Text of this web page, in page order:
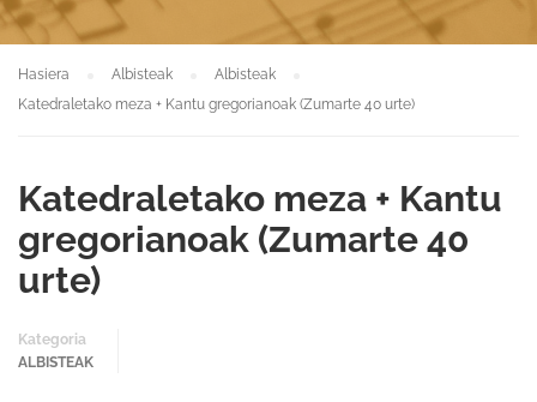
Hasiera Albisteak
Albisteak
Katedraletako meza + Kantu gregorianoak (Zumarte 40 urte)
Katedraletako meza + Kantu
gregorianoak (Zumarte 40
urte)
Kategoria
ALBISTEAK